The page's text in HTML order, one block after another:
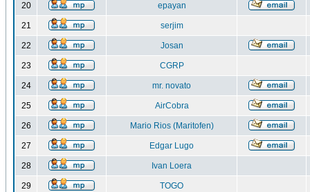
20 epayan
21 serjim
22 Josan
23 CGRP
24 mr. novato
25 AirCobra
26 Mario Rios (Maritofen)
27 Edgar Lugo
28 Ivan Loera
29 TOGO